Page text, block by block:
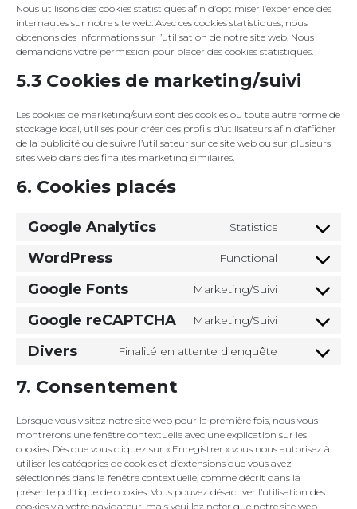
Nous utilisons des cookies statistiques afin d’optimiser l’expérience des
internautes sur notre site web. Avec ces cookies statistiques, nous
obtenons des informations sur l’utilisation de notre site web. Nous
demandons votre permission pour placer des cookies statistiques.
5.3 Cookies de marketing/suivi
Les cookies de marketing/suivi sont des cookies ou toute autre forme de
stockage local, utilisés pour créer des profils d’utilisateurs afin d’afficher
de la publicité ou de suivre l’utilisateur sur ce site web ou sur plusieurs
sites web dans des finalités marketing similaires.
6. Cookies placés
Google Analytics Statistics
Consent
service
analytics
WordPress Functional
Consent
service
Google Fonts Marketing/Suivi
Consent
service
Google reCAPTCHA Marketing/Suivi
Consent
service
Divers Finalité en attente d’enquête
Consent
7. Consentement
Lorsque vous visitez notre site web pour la première fois, nous vous
montrerons une fenêtre contextuelle avec une explication sur les
cookies. Dès que vous cliquez sur « Enregistrer » vous nous autorisez à
utiliser les catégories de cookies et d’extensions que vous avez
sélectionnés dans la fenêtre contextuelle, comme décrit dans la
présente politique de cookies. Vous pouvez désactiver l’utilisation des
cookies via votre navigateur, mais veuillez noter que notre site web